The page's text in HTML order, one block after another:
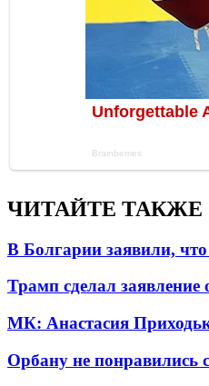
ЧИТАЙТЕ ТАКЖЕ
В Болгарии заявили,
Трамп сделал
МК: Анастасия
Орбану не понравились